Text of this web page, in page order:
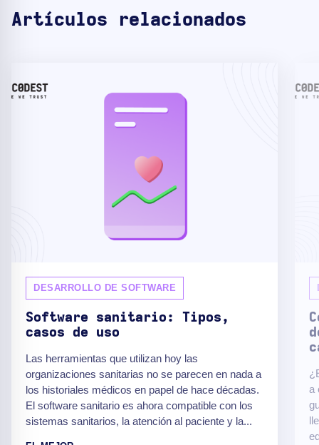
Artículos relacionados
DESARROLLO DE SOFTWARE
Software sanitario: Tipos,
casos de uso
Las herramientas que utilizan hoy las
organizaciones sanitarias no se parecen en nada a
los historiales médicos en papel de hace décadas.
El software sanitario es ahora compatible con los
sistemas sanitarios, la atención al paciente y la...
a